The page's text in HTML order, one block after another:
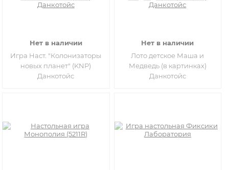
Нет в наличии
Игра Наст. "Колонизаторы
новых планет" (KNP)
Данкотойс
Нет в наличии
Лото детское Маша и
Медведь (в картинках)
Данкотойс